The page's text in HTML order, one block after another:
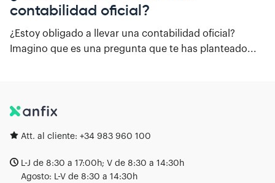
contabilidad oficial?
¿Estoy obligado a llevar una contabilidad oficial?
Imagino que es una pregunta que te has planteado...
Att. al cliente: +34 983 960 100
L-J de 8:30 a 17:00h; V de 8:30 a 14:30h
Agosto: L-V de 8:30 a 14:30h